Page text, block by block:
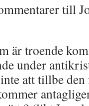
till
är troende
under
att tillbe